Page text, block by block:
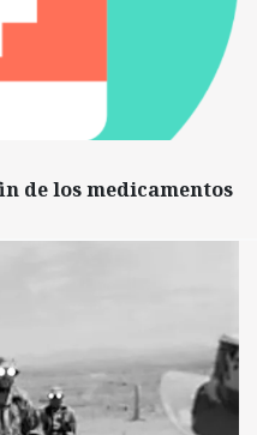
de los medicamentos